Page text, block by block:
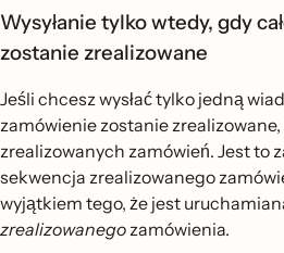
Wysyłanie tylko wtedy, gdy
zostanie zrealizowane
Jeśli chcesz wysłać tylko jedną
zamówienie zostanie zrealizowane,
zrealizowanych zamówień. Jest to
sekwencja zrealizowanego
wyjątkiem tego, że jest
zrealizowanego zamówienia.